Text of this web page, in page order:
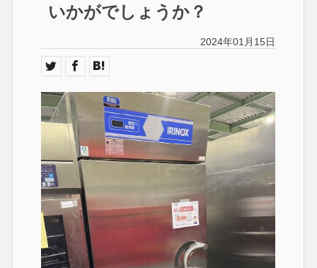
いかがでしょうか？
2024年01月15日